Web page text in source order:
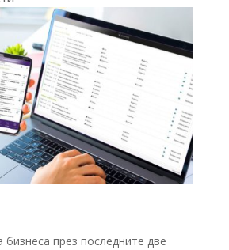
през последните две